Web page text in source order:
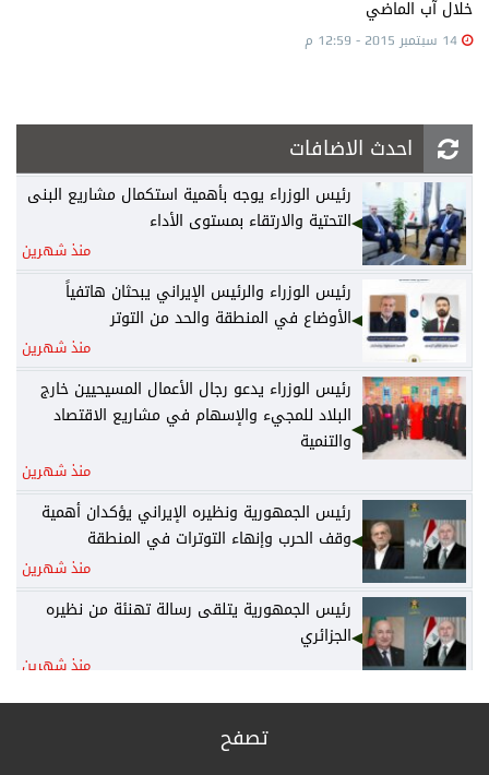
خلال آب الماضي
احدث الاضافات
رئيس الوزراء يوجه بأهمية استكمال مشاريع البنى
التحتية والارتقاء بمستوى الأداء
منذ شهرين
رئيس الوزراء والرئيس الإيراني يبحثان هاتفياً
الأوضاع في المنطقة والحد من التوتر
منذ شهرين
رئيس الوزراء يدعو رجال الأعمال المسيحيين خارج
البلاد للمجيء والإسهام في مشاريع الاقتصاد
والتنمية
منذ شهرين
رئيس الجمهورية ونظيره الإيراني يؤكدان أهمية
وقف الحرب وإنهاء التوترات في المنطقة
منذ شهرين
رئيس الجمهورية يتلقى رسالة تهنئة من نظيره
الجزائري
منذ شهرين
رئيس الوزراء يكلف وزير المالية نائباً عنه لرئاسة
المجلس الوزاري للاقتصاد
تصفح